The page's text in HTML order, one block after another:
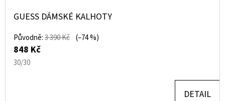
GUESS DÁMSKÉ KALHOTY
Původně:3 390 Kč (–74 %)
848 Kč
30/30
DETAIL